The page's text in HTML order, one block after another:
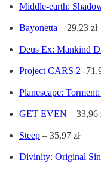
Middle-earth:
Bayonetta – 29,23 zł
Deus Ex: Mankind
Project CARS 2 -
Planescape:
GET EVEN – 33,96
Steep – 35,97 zł
Divinity: Original